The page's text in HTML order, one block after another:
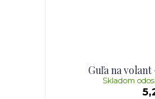
Guľa na
Skladom